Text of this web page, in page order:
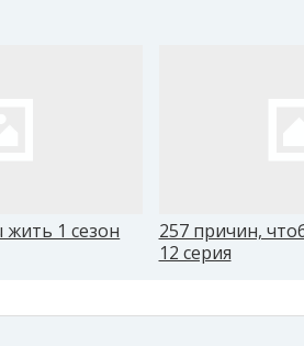
1 сезон
257 причин,
12 серия